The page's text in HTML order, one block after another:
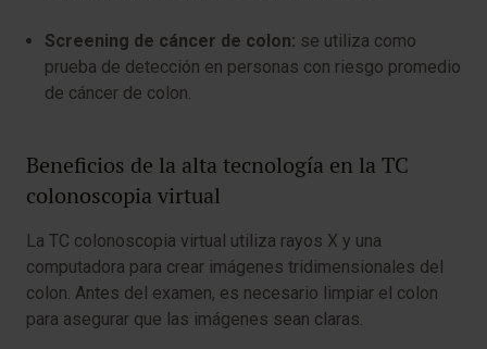
Screening de cáncer de colon: se utiliza como
prueba de detección en personas con riesgo promedio
de cáncer de colon.
Beneficios de la alta tecnología en la TC
colonoscopia virtual
La TC colonoscopia virtual utiliza rayos X y una
computadora para crear imágenes tridimensionales del
colon. Antes del examen, es necesario limpiar el colon
para asegurar que las imágenes sean claras.